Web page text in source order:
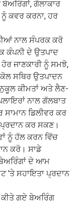
ਗੋਲਾਕਾਰ
ਕਵਰ ਕਰਨਾ, ਹਰ
ਨਾਲ ਸੰਪਰਕ ਕਰੋ
ਕੰਪਨੀ ਦੇ ਉਤਪਾਦ
ਜਾਣਕਾਰੀ ਨੂੰ ਸਮਝੋ,
ਸਥਿਰ ਉਤਪਾਦਨ
ਕੀਮਤਾਂ ਅਤੇ ਲੈਣ-
ਨਾਲ ਗੱਲਬਾਤ
ਡਿਲੀਵਰ ਕਰ
ਕਰ ਸਕਣ।
ਨੂੰ ਹੱਲ ਕਰਨ ਵਿੱਚ
ਕਰੋ। ਸਾਡੇ
ਬੇਅਰਿੰਗਾਂ ਦੇ ਆਮ
'ਤੇ ਸਹਾਇਤਾ ਪ੍ਰਦਾਨ
ਕੀਤੇ ਗਏ ਬੇਅਰਿੰਗ